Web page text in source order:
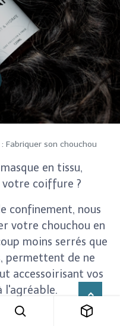
: Fabriquer son chouchou
en tissu,
votre coiffure ?
confinement, nous
votre chouchou en
moins serrés que
permettent de ne
accessoirisant vos
l'agréable.
vous aurez